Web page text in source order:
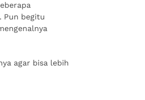
Pun begitu
agar bisa lebih